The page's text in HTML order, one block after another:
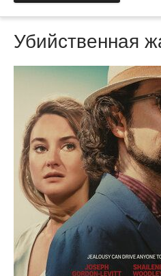
Убийственная